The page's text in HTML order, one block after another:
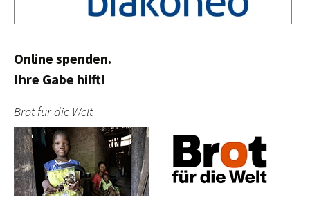
Online spenden.
Ihre Gabe hilft!
Brot für die Welt